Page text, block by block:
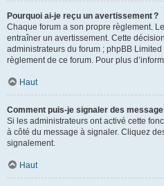
Pourquoi ai-je reçu un avertissement ?
Chaque forum a son propre règlement.
entraîner un avertissement. Cette
administrateurs du forum ; phpBB
règlement de ce forum. Pour plus
Haut
Comment puis-je signaler des
Si les administrateurs ont activé cette
à côté du message à signaler. Cliquez
signalement.
Haut